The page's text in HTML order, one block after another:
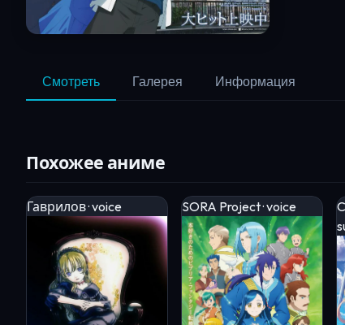
Смотреть Галерея Информация
Похожее аниме
Гаврилов · voice SORA Project · voice